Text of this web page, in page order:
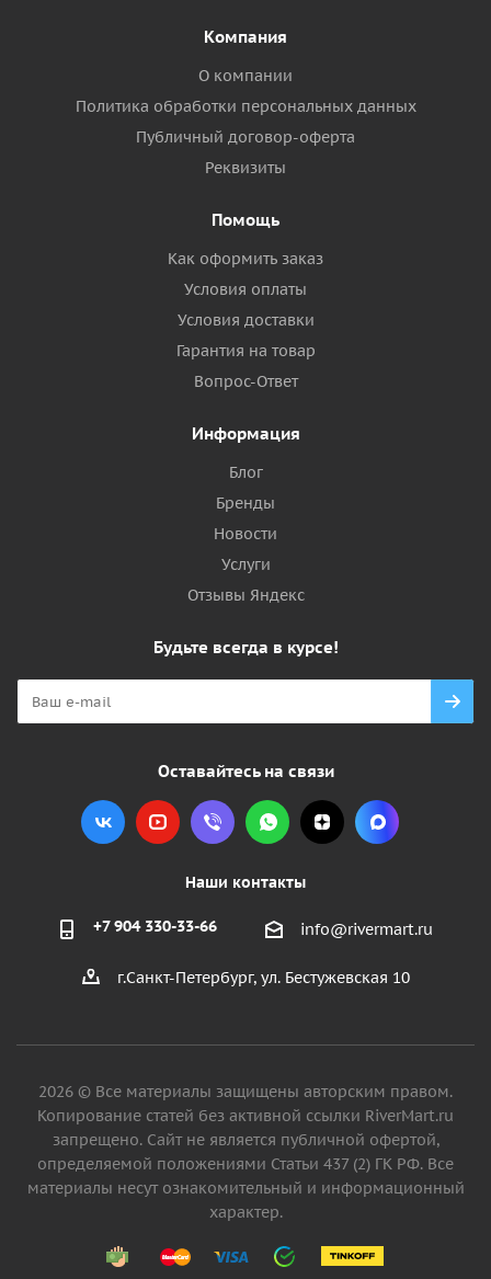
Компания
О компании
Политика обработки персональных данных
Публичный договор-оферта
Реквизиты
Помощь
Как оформить заказ
Условия оплаты
Условия доставки
Гарантия на товар
Вопрос-Ответ
Информация
Блог
Бренды
Новости
Услуги
Отзывы Яндекс
Будьте всегда в курсе!
Оставайтесь на связи
Наши контакты
+7 904 330-33-66 info@rivermart.ru
г.Санкт-Петербург, ул. Бестужевская 10
2026 © Все материалы защищены авторским правом.
Копирование статей без активной ссылки RiverMart.ru
запрещено. Сайт не является публичной офертой,
определяемой положениями Статьи 437 (2) ГК РФ. Все
материалы несут ознакомительный и информационный
характер.